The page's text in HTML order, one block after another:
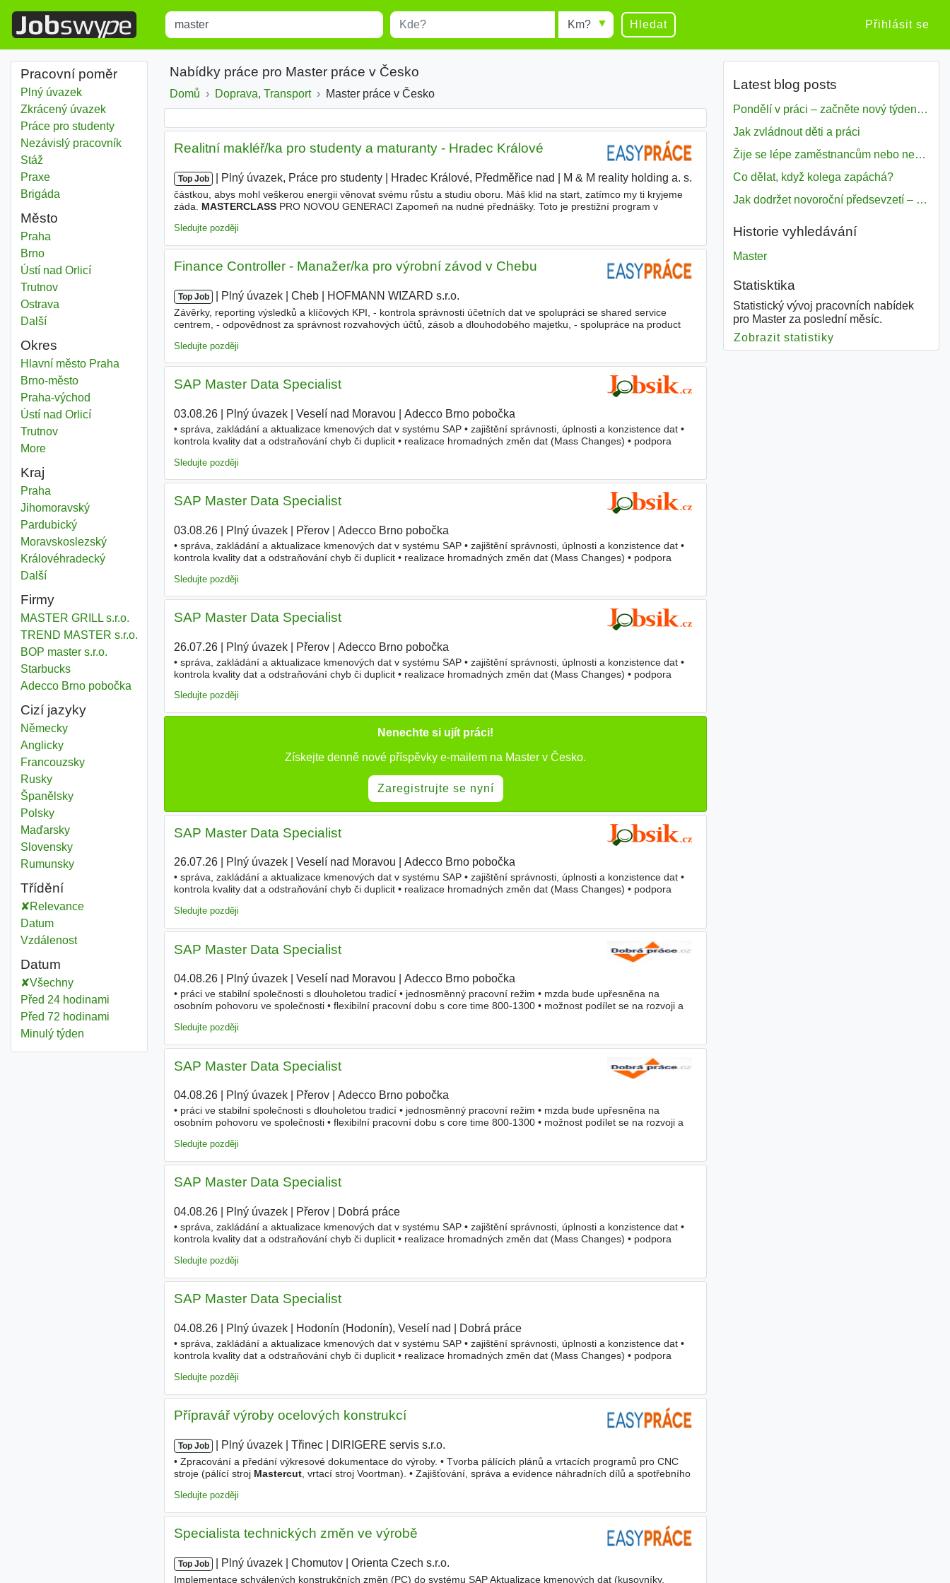
Title Místo Radius Hledat Přihlásit se
Pracovní poměr
Plný úvazek
Zkrácený úvazek
Práce pro studenty
Nezávislý pracovník
Stáž
Praxe
Brigáda
Město
Master
Praha
Master
Brno
Master
Ústí nad Orlicí
Master
Trutnov
Master
Ostrava
Dalšíměsta
Okres
Master
Hlavní město Praha
Master
Brno-městoOkres
Master
Praha-východ
Master
Ústí nad OrlicíOkres
Master
TrutnovOkres
Moredistricts
Kraj
Master
Praha
Master
JihomoravskýKraj
Master
PardubickýKraj
Master
MoravskoslezskýKraj
Master
KrálovéhradeckýKraj
Dalšíkraj
Firmy
MASTER GRILL s.r.o.
TREND MASTER s.r.o.
BOP master s.r.o.
Starbucks
Adecco Brno pobočka
Cizí jazyky
Německy
Anglicky
Francouzsky
Rusky
Španělsky
Polsky
Maďarsky
Slovensky
Rumunsky
Třídění
Relevance
Datum
Vzdálenost
Datum
Všechny
Před 24 hodinami
Před 72 hodinami
Minulý týden
Nabídky práce pro Master práce v Česko
Domů Doprava, Transport Master práce v Česko
Realitní makléř/ka pro studenty a maturanty - Hradec Králové
Top Job Plný úvazek, Práce pro studenty Hradec Králové, Předměřice nad M & M reality holding a. s.
částkou, abys mohl veškerou energii věnovat svému růstu a studiu oboru. Máš klid na start, zatímco my ti kryjeme
záda. MASTERCLASSPRO NOVOU GENERACI Zapomeň na nudné přednášky. Toto je prestižní program v
Sledujte později
Finance Controller - Manažer/ka pro výrobní závod v Chebu
Top Job Plný úvazek Cheb HOFMANN WIZARD s.r.o.
Závěrky, reporting výsledků a klíčových KPI, - kontrola správnosti účetních dat ve spolupráci se shared service
centrem, - odpovědnost za správnost rozvahových účtů, zásob a dlouhodobého majetku, - spolupráce na product
Sledujte později
SAP Master Data Specialist
03.08.26| Plný úvazek| Veselí nad Moravou Adecco Brno pobočka
• správa, zakládání a aktualizace kmenových dat v systému SAP • zajištění správnosti, úplnosti a konzistence dat •
kontrola kvality dat a odstraňování chyb či duplicit • realizace hromadných změn dat (Mass Changes) • podpora
Sledujte později
SAP Master Data Specialist
03.08.26| Plný úvazek| Přerov| Adecco Brno pobočka
• správa, zakládání a aktualizace kmenových dat v systému SAP • zajištění správnosti, úplnosti a konzistence dat •
kontrola kvality dat a odstraňování chyb či duplicit • realizace hromadných změn dat (Mass Changes) • podpora
Sledujte později
SAP Master Data Specialist
26.07.26| Plný úvazek| Přerov| Adecco Brno pobočka
• správa, zakládání a aktualizace kmenových dat v systému SAP • zajištění správnosti, úplnosti a konzistence dat •
kontrola kvality dat a odstraňování chyb či duplicit • realizace hromadných změn dat (Mass Changes) • podpora
Sledujte později
Nenechte si ujít práci!
Získejte denně nové příspěvky e-mailem na Master v Česko.
Zaregistrujte se nyní
SAP Master Data Specialist
26.07.26| Plný úvazek| Veselí nad Moravou Adecco Brno pobočka
• správa, zakládání a aktualizace kmenových dat v systému SAP • zajištění správnosti, úplnosti a konzistence dat •
kontrola kvality dat a odstraňování chyb či duplicit • realizace hromadných změn dat (Mass Changes) • podpora
Sledujte později
SAP Master Data Specialist
04.08.26| Plný úvazek| Veselí nad Moravou Adecco Brno pobočka
• práci ve stabilní společnosti s dlouholetou tradicí • jednosměnný pracovní režim • mzda bude upřesněna na
osobním pohovoru ve společnosti • flexibilní pracovní dobu s core time 800-1300 • možnost podílet se na rozvoji a
Sledujte později
SAP Master Data Specialist
04.08.26| Plný úvazek| Přerov| Adecco Brno pobočka
• práci ve stabilní společnosti s dlouholetou tradicí • jednosměnný pracovní režim • mzda bude upřesněna na
osobním pohovoru ve společnosti • flexibilní pracovní dobu s core time 800-1300 • možnost podílet se na rozvoji a
Sledujte později
SAP Master Data Specialist
04.08.26| Plný úvazek| Přerov| Dobrá práce
• správa, zakládání a aktualizace kmenových dat v systému SAP • zajištění správnosti, úplnosti a konzistence dat •
kontrola kvality dat a odstraňování chyb či duplicit • realizace hromadných změn dat (Mass Changes) • podpora
Sledujte později
SAP Master Data Specialist
04.08.26| Plný úvazek| Hodonín (Hodonín), Veselí nad Dobrá práce
• správa, zakládání a aktualizace kmenových dat v systému SAP • zajištění správnosti, úplnosti a konzistence dat •
kontrola kvality dat a odstraňování chyb či duplicit • realizace hromadných změn dat (Mass Changes) • podpora
Sledujte později
Přípravář výroby ocelových konstrukcí
Top Job Plný úvazek Třinec DIRIGERE servis s.r.o.
• Zpracování a předání výkresové dokumentace do výroby. • Tvorba pálících plánů a vrtacích programů pro CNC
stroje (pálící stroj Mastercut, vrtací stroj Voortman). • Zajišťování, správa a evidence náhradních dílů a spotřebního
Sledujte později
Specialista technických změn ve výrobě
Top Job Plný úvazek Chomutov Orienta Czech s.r.o.
Implementace schválených konstrukčních změn (PC) do systému SAP Aktualizace kmenových dat (kusovníky,
Latest blog posts
Pondělí v práci – začněte nový týden s motivací
Jak zvládnout děti a práci
Žije se lépe zaměstnancům nebo nezavislým pracovníkům
Co dělat, když kolega zapáchá?
Jak dodržet novoroční předsevzetí – naše tipy pro dobrý začátek roku 2018
Historie vyhledávání
Master
Statisktika
Statistický vývoj pracovních nabídek
pro Master za poslední měsíc.
Zobrazit statistiky